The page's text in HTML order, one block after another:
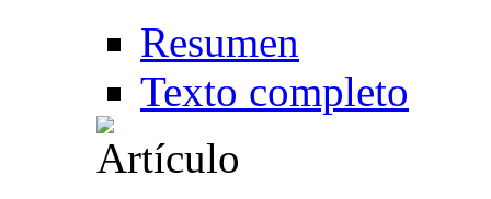
Resumen
Texto completo